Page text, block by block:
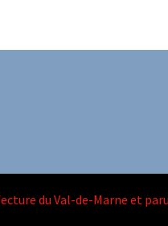
du Val-de-Marne et